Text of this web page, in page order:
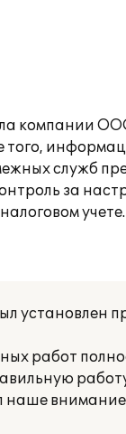
компании
того,
служб
за
учете.
установлен
работ
наше